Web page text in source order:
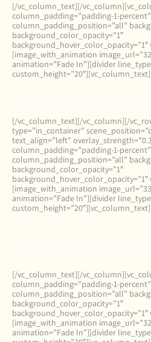
[/vc_column_text][/
column_padding=”padding-1-percent”
column_padding_position=”all”
background_color_opacity=”1″
background_hover_color_opacity=”1″
[image_with_animation
animation=”Fade In”][divider
custom_height=”20″][vc_column_text]
[/vc_column_text][/vc_column][/
type=”in_container”
text_align=”left”
column_padding=”padding-1-percent”
column_padding_position=”all”
background_color_opacity=”1″
background_hover_color_opacity=”1″
[image_with_animation
animation=”Fade In”][divider
custom_height=”20″][vc_column_text]
[/vc_column_text][/
column_padding=”padding-1-percent”
column_padding_position=”all”
background_color_opacity=”1″
background_hover_color_opacity=”1″
[image_with_animation
animation=”Fade In”][divider